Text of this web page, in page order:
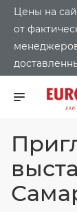
Цены на
от